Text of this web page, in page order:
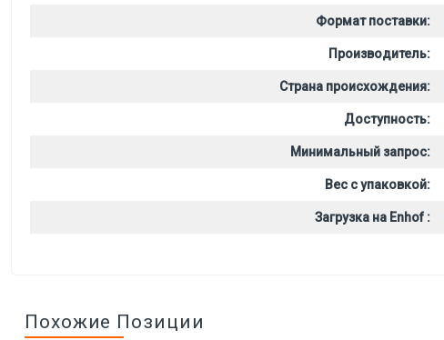
Формат поставки:
Производитель:
Страна происхождения:
Доступность:
Минимальный запрос:
Вес с упаковкой:
Загрузка на Enhof :
Похожие Позиции